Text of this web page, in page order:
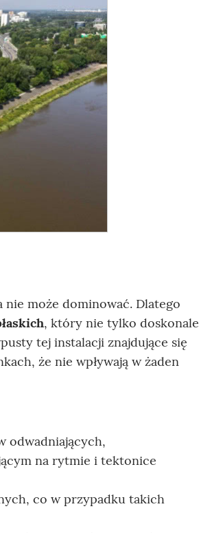
może dominować. Dlatego
, który nie tylko doskonale
tej instalacji znajdujące się
że nie wpływają w żaden
odwadniających,
na rytmie i tektonice
co w przypadku takich